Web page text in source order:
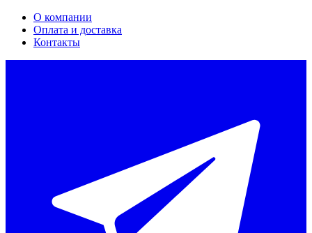
О компании
Оплата и доставка
Контакты